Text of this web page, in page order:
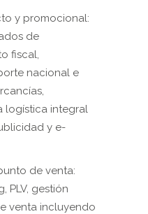
y promocional:
de
fiscal,
nacional e
logística integral
y e-
de venta:
PLV, gestión
venta incluyendo